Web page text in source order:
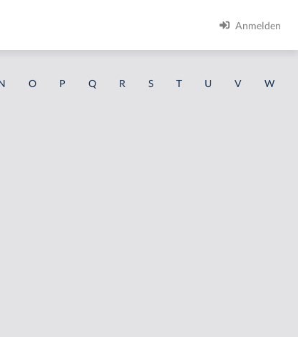
Anmelden
O P Q R S T U V W